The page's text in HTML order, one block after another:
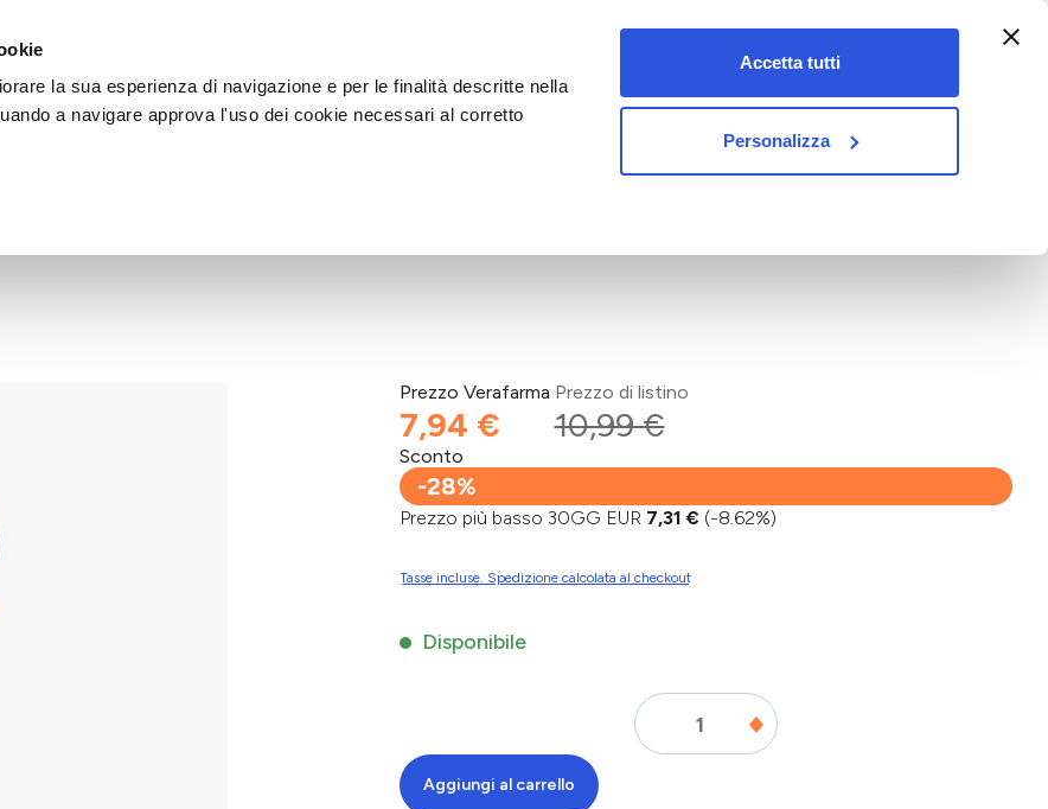
la sua esperienza di navigazione e per le finalità descritte nella
a navigare approva l'uso dei cookie necessari al corretto
Accetta tutti
Personalizza
vet&pet
Prezzo Verafarma
7,94 €
Prezzo di listino
10,99 €
Sconto
-28%
Prezzo più basso 30GG EUR 7,31 € (-8.62%)
Tasse incluse. Spedizione calcolata al checkout
Disponibile
Aggiungi al carrello